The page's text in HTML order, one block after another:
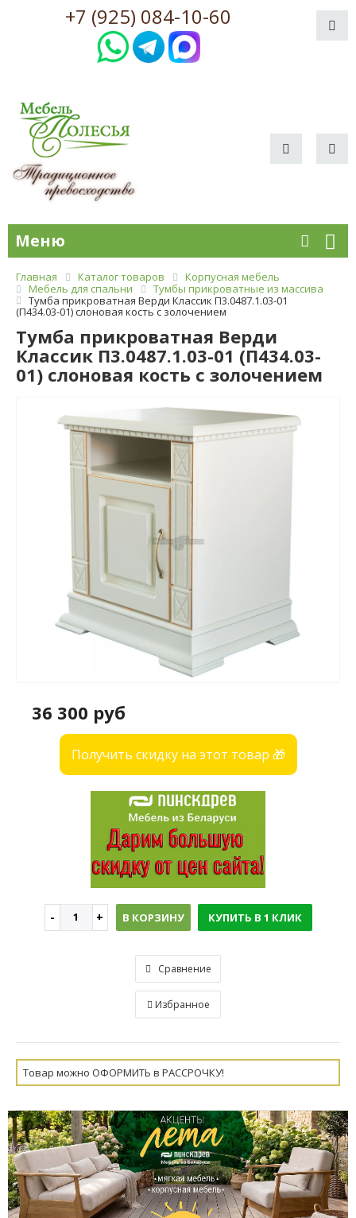
+7 (925) 084-10-60
Меню
Главная Каталог товаров
Корпусная мебель
Мебель для спальни
Тумбы прикроватные из массива
Тумба прикроватная Верди Классик П3.0487.1.03-01
(П434.03-01) слоновая кость с золочением
Тумба прикроватная Верди
Классик П3.0487.1.03-01 (П434.03-
01) слоновая кость с золочением
36 300 руб
Получить скидку на этот товар 🎁
В КОРЗИНУ КУПИТЬ В 1 КЛИК
Сравнение
Избранное
Товар можно ОФОРМИТЬ в РАССРОЧКУ!